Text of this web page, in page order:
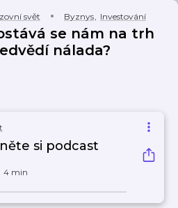
svět Byznys, Investování
se nám na trh
nálada?
si podcast
4 min